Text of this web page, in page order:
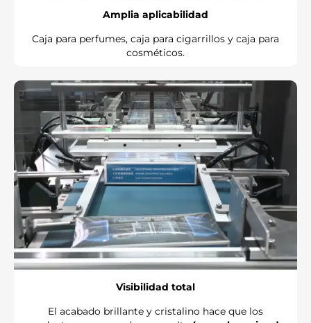
Amplia aplicabilidad
Caja para perfumes, caja para cigarrillos y caja para
cosméticos.
Visibilidad total
El acabado brillante y cristalino hace que los